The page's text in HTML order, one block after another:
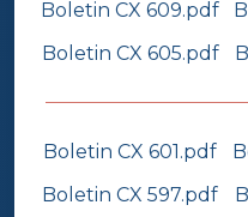
Boletin CX 609.pdf
Boletin CX 605.pdf
Boletin CX 601.pdf
Boletin CX 597.pdf